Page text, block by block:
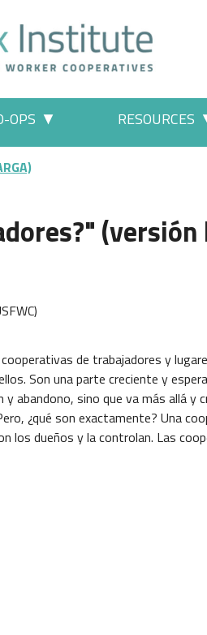
OPS RESOURCES
de trabajadores y
Son una parte creciente y esper
abandono, sino que va más allá y
¿qué son exactamente? Una
los dueños y la controlan. Las